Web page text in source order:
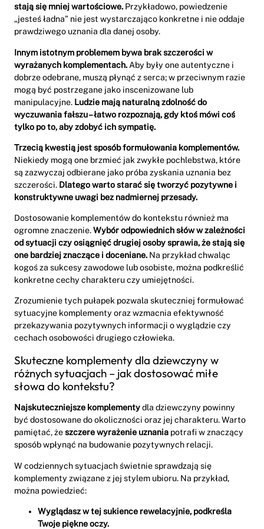
stają się mniej wartościowe. Przykładowo, powiedzenie
„jesteś ładna” nie jest wystarczająco konkretne i nie oddaje
prawdziwego uznania dla danej osoby.
Innym istotnym problemem bywa brak szczerości w
wyrażanych komplementach. Aby były one autentyczne i
dobrze odebrane, muszą płynąć z serca; w przeciwnym razie
mogą być postrzegane jako inscenizowane lub
manipulacyjne. Ludzie mają naturalną zdolność do
wyczuwania fałszu – łatwo rozpoznają, gdy ktoś mówi coś
tylko po to, aby zdobyć ich sympatię.
Trzecią kwestią jest sposób formułowania komplementów.
Niekiedy mogą one brzmieć jak zwykłe pochlebstwa, które
są zazwyczaj odbierane jako próba zyskania uznania bez
szczerości. Dlatego warto starać się tworzyć pozytywne i
konstruktywne uwagi bez nadmiernej przesady.
Dostosowanie komplementów do kontekstu również ma
ogromne znaczenie.Wybór odpowiednich słów w zależności
od sytuacji czy osiągnięć drugiej osoby sprawia, że stają się
one bardziej znaczące i doceniane. Na przykład chwaląc
kogoś za sukcesy zawodowe lub osobiste, można podkreślić
konkretne cechy charakteru czy umiejętności.
Zrozumienie tych pułapek pozwala skuteczniej formułować
sytuacyjne komplementy oraz wzmacnia efektywność
przekazywania pozytywnych informacji o wyglądzie czy
cechach osobowości drugiego człowieka.
Skuteczne komplementy dla dziewczyny w
różnych sytuacjach – jak dostosować miłe
słowa do kontekstu?
Najskuteczniejsze komplementydla dziewczyny powinny
być dostosowane do okoliczności oraz jej charakteru. Warto
pamiętać, żeszczere wyrażenie uznania potrafi w znaczący
sposób wpłynąć na budowanie pozytywnych relacji.
W codziennych sytuacjach świetnie sprawdzają się
komplementy związane z jej stylem ubioru. Na przykład,
można powiedzieć:
Wyglądasz w tej sukience rewelacyjnie, podkreśla
Twoje piękne oczy.